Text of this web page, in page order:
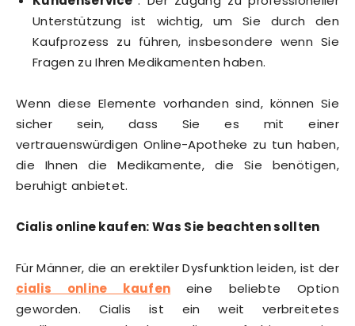
Unterstützung ist wichtig, um Sie durch den
Kaufprozess zu führen, insbesondere wenn Sie
Fragen zu Ihren Medikamenten haben.
Wenn diese Elemente vorhanden sind, können Sie
sicher sein, dass Sie es mit einer
vertrauenswürdigen Online-Apotheke zu tun haben,
die Ihnen die Medikamente, die Sie benötigen,
beruhigt anbietet.
Cialis online kaufen: Was Sie beachten sollten
Für Männer, die an erektiler Dysfunktion leiden, ist der
cialis online kaufen
eine beliebte Option
geworden. Cialis ist ein weit verbreitetes